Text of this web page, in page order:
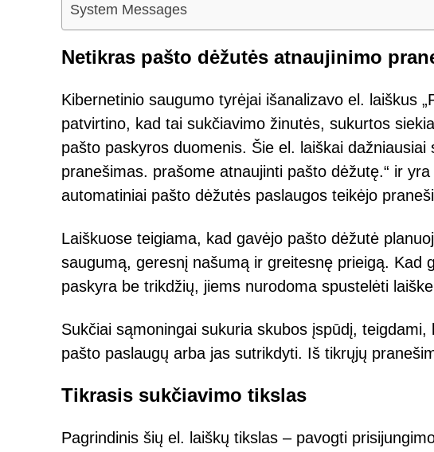
System Messages
Netikras pašto dėžutės atnaujinimo
Kibernetinio saugumo tyrėjai išanalizavo el. laiškus
patvirtino, kad tai sukčiavimo žinutės, sukurtos
pašto paskyros duomenis. Šie el. laiškai dažniausiai
pranešimas. prašome atnaujinti pašto dėžutę.“ ir
automatiniai pašto dėžutės paslaugos teikėjo
Laiškuose teigiama, kad gavėjo pašto dėžutė
saugumą, geresnį našumą ir greitesnę prieigą. Kad
paskyra be trikdžių, jiems nurodoma spustelėti
Sukčiai sąmoningai sukuria skubos įspūdį,
pašto paslaugų arba jas sutrikdyti. Iš tikrųjų
Tikrasis sukčiavimo tikslas
Pagrindinis šių el. laiškų tikslas – pavogti